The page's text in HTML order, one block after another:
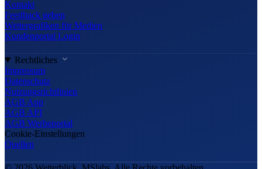
Kontakt
Feedback geben
Wettergrafiken für Medien
Kundenportal Login
Rechtliches
Impressum
Datenschutz
Nutzungsrichtlinien
AGB App
AGB API
AGB Werbeportal
Cookie-Einstellungen
Quellen